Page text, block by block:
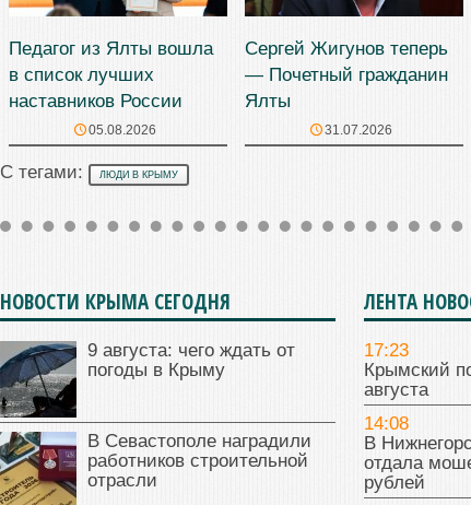
Педагог из Ялты вошла
в список лучших
наставников России
05.08.2026
Сергей Жигунов теперь
— Почетный гражданин
Ялты
31.07.2026
С тегами: ЛЮДИ В КРЫМУ
НОВОСТИ КРЫМА СЕГОДНЯ
9 августа: чего ждать от
погоды в Крыму
В Севастополе наградили
работников строительной
отрасли
ЛЕНТА
17:23
Крымский
августа
14:08
В
отдала
рублей